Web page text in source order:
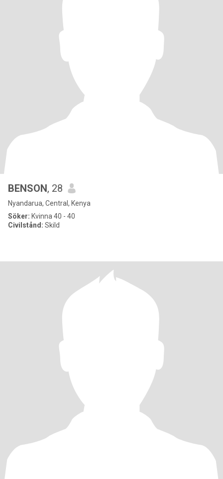
BENSON, 28
Nyandarua, Central, Kenya
Söker: Kvinna 40 - 40
Civilstånd: Skild